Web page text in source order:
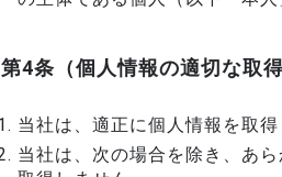
第4条（個人情報の適切な取得
当社は、適正に個人情報を取
当社は、次の場合を除き、あ